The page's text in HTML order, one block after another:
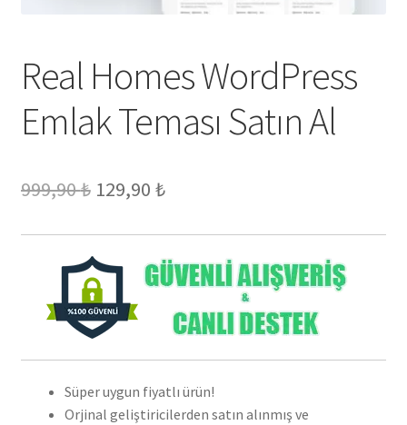
Real Homes WordPress
Emlak Teması Satın Al
999,90₺ Orijinal
999,90 ₺.
129,90 ₺Şu
fiyat:
129,90 ₺.
Süper uygun fiyatlı ürün!
Orjinal geliştiricilerden satın alınmış ve